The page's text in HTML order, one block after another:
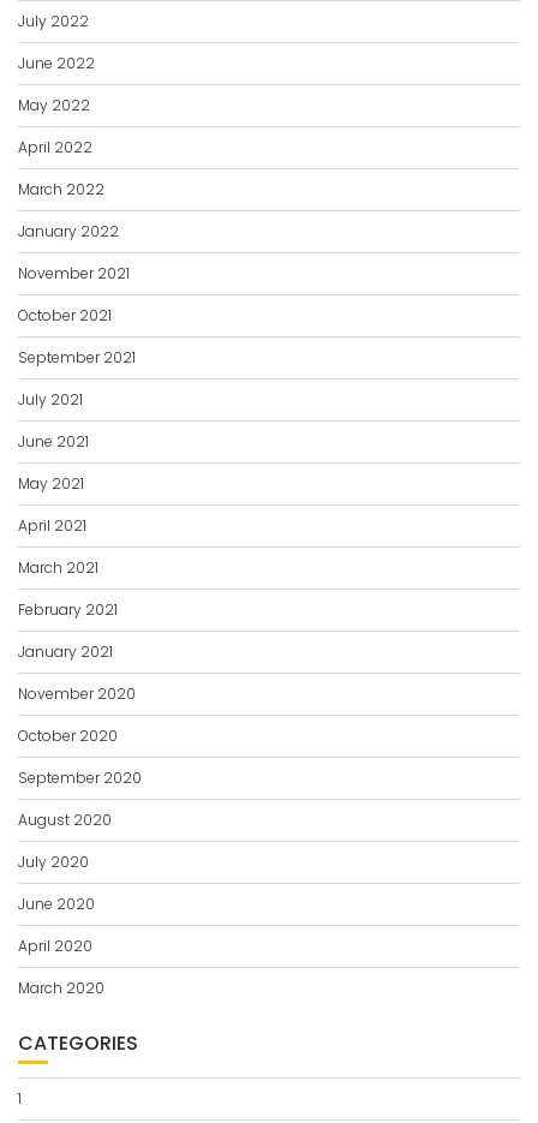
July 2022
June 2022
May 2022
April 2022
March 2022
January 2022
November 2021
October 2021
September 2021
July 2021
June 2021
May 2021
April 2021
March 2021
February 2021
January 2021
November 2020
October 2020
September 2020
August 2020
July 2020
June 2020
April 2020
March 2020
CATEGORIES
1